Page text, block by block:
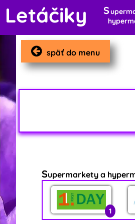
Letáčiky S
späť do menu
Supermarkety a
1